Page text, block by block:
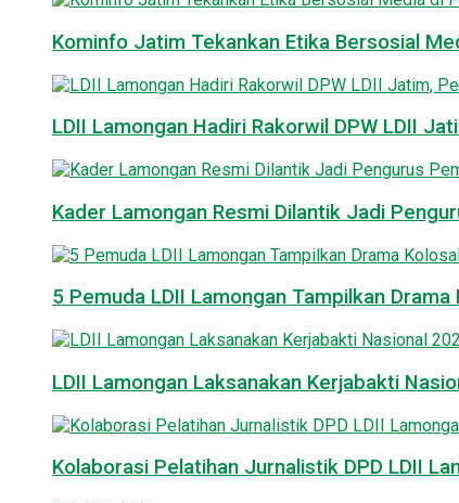
Kominfo Jatim Tekankan Etika Bersosial
LDII Lamongan Hadiri Rakorwil DPW LDII
Kader Lamongan Resmi Dilantik Jadi
5 Pemuda LDII Lamongan Tampilkan
LDII Lamongan Laksanakan Kerjabakti
Kolaborasi Pelatihan Jurnalistik DPD LDII